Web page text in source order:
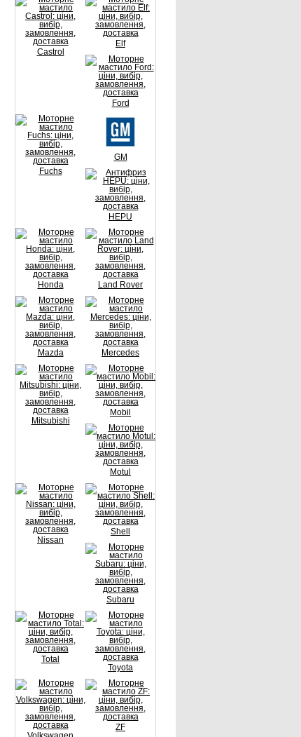
Castrol
Elf
Ford
Fuchs
GM
HEPU
Honda Land Rover
Mazda Mercedes
Mitsubishi
Mobil
Motul
Nissan
Shell
Subaru
Total
Toyota
ZF